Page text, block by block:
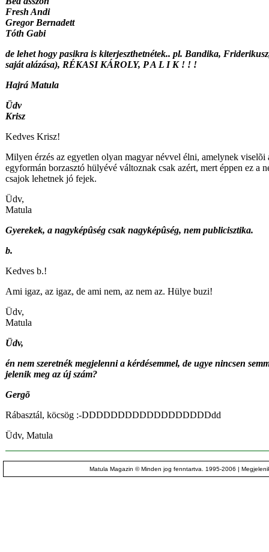
Fresh Andi
Gregor Bernadett
Tóth Gabi
de lehet hogy pasikra is kiterjeszthetnétek.. pl. Bandika,
saját alázása), RÉKASI KÁROLY, P A L I K ! ! !
Hajrá Matula
Üdv
Krisz
Kedves Krisz!
Milyen érzés az egyetlen olyan magyar névvel élni, amelynek
egyformán borzasztó hülyévé változnak csak azért, mert éppen ez a
csajok lehetnek jó fejek.
Üdv,
Matula
Gyerekek, a nagyképûség csak nagyképûség, nem publicisztika.
b.
Kedves b.!
Ami igaz, az igaz, de ami nem, az nem az. Hülye buzi!
Üdv,
Matula
Üdv,
én nem szeretnék megjelenni a kérdésemmel, de ugye nincsen
jelenik meg az új szám?
Gergõ
Rábasztál, köcsög :-DDDDDDDDDDDDDDDDDDdd
Üdv, Matula
Matula Magazin © Minden jog fenntartva. 1995-2006 |